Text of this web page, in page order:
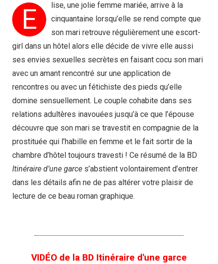
E
lise, une jolie femme mariée, arrive à la
cinquantaine lorsqu’elle se rend compte que
son mari retrouve régulièrement une escort-
girl dans un hôtel alors elle décide de vivre elle aussi
ses envies sexuelles secrètes en faisant cocu son mari
avec un amant rencontré sur une application de
rencontres ou avec un fétichiste des pieds qu’elle
domine sensuellement. Le couple cohabite dans ses
relations adultères inavouées jusqu’à ce que l’épouse
découvre que son mari se travestit en compagnie de la
prostituée qui l’habille en femme et le fait sortir de la
chambre d’hôtel toujours travesti ! Ce résumé de la BD
Itinéraire d’une garce s’abstient volontairement d’entrer
dans les détails afin ne de pas altérer votre plaisir de
lecture de ce beau roman graphique.
VIDÉO de la BD Itinéraire d'une garce